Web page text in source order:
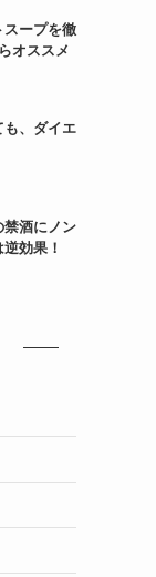
ープを徹
オススメ
、ダイエ
酒にノン
効果！